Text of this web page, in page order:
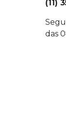
(11)
das